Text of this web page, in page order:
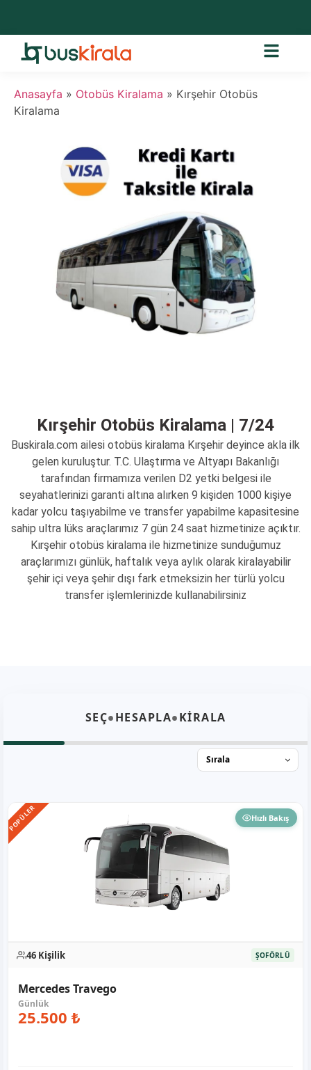
Anasayfa » Otobüs Kiralama » Kırşehir Otobüs
Kiralama
Kırşehir Otobüs Kiralama | 7/24
Buskirala.com ailesi otobüs kiralama Kırşehir deyince akla ilk
gelen kuruluştur. T.C. Ulaştırma ve Altyapı Bakanlığı
tarafından firmamıza verilen D2 yetki belgesi ile
seyahatlerinizi garanti altına alırken 9 kişiden 1000 kişiye
kadar yolcu taşıyabilme ve transfer yapabilme kapasitesine
sahip ultra lüks araçlarımız 7 gün 24 saat hizmetinize açıktır.
Kırşehir otobüs kiralama ile hizmetinize sunduğumuz
araçlarımızı günlük, haftalık veya aylık olarak kiralayabilir
şehir içi veya şehir dışı fark etmeksizin her türlü yolcu
transfer işlemlerinizde kullanabilirsiniz
SEÇ•HESAPLA•KİRALA
POPÜLER Hızlı Bakış
46 Kişilik ŞOFÖRLÜ
Mercedes Travego
25.500 ₺